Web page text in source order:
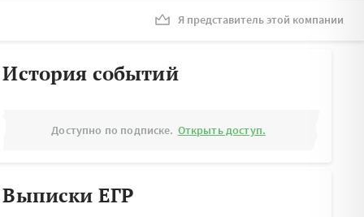
Я представитель этой компании
История событий
Доступно по подписке. Открыть доступ.
Выписки ЕГР